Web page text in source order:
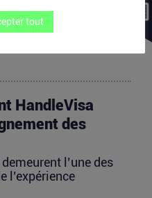
électronique crée,
nouveau marché :
HandleVisa
des
l’une des
l’expérience
tout